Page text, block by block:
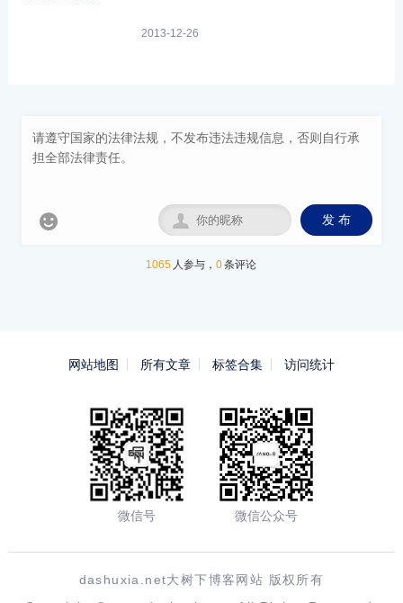
2013-12-26
 发 布

1065 人参与，0条评论
网站地图 所有文章 标签合集 访问统计
微信号 微信公众号
dashuxia.net大树下博客网站 版权所有